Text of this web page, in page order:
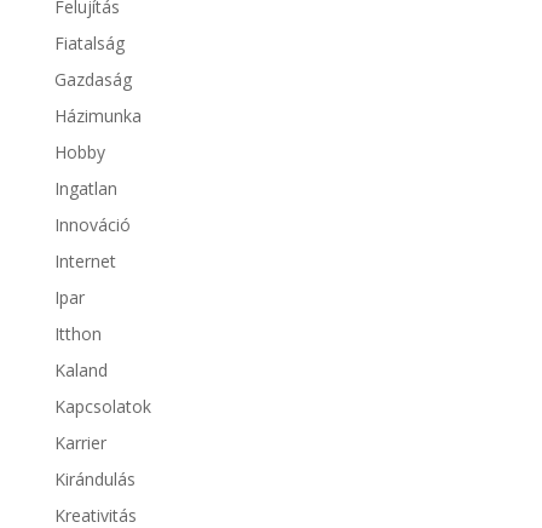
Felujítás
Fiatalság
Gazdaság
Házimunka
Hobby
Ingatlan
Innováció
Internet
Ipar
Itthon
Kaland
Kapcsolatok
Karrier
Kirándulás
Kreativitás